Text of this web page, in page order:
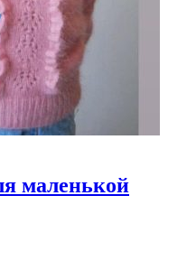
маленькой